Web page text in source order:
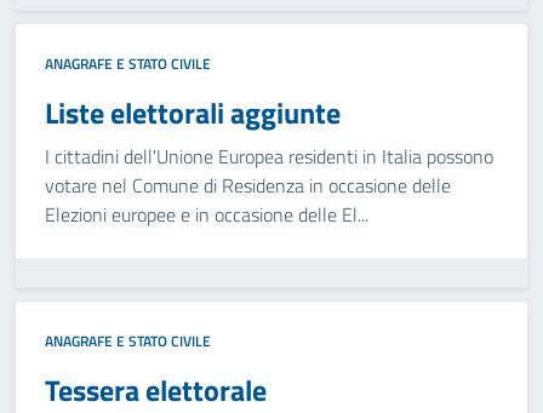
ANAGRAFE E STATO CIVILE
Liste elettorali aggiunte
I cittadini dell'Unione Europea residenti in Italia possono
votare nel Comune di Residenza in occasione delle
Elezioni europee e in occasione delle El...
ANAGRAFE E STATO CIVILE
Tessera elettorale